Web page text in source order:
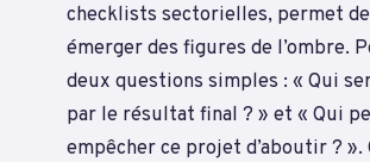
checklists sectorielles, permet
émerger des figures de l’ombre.
deux questions simples : « Qui
par le résultat final ? » et « Qui
empêcher ce projet d’aboutir ? ».